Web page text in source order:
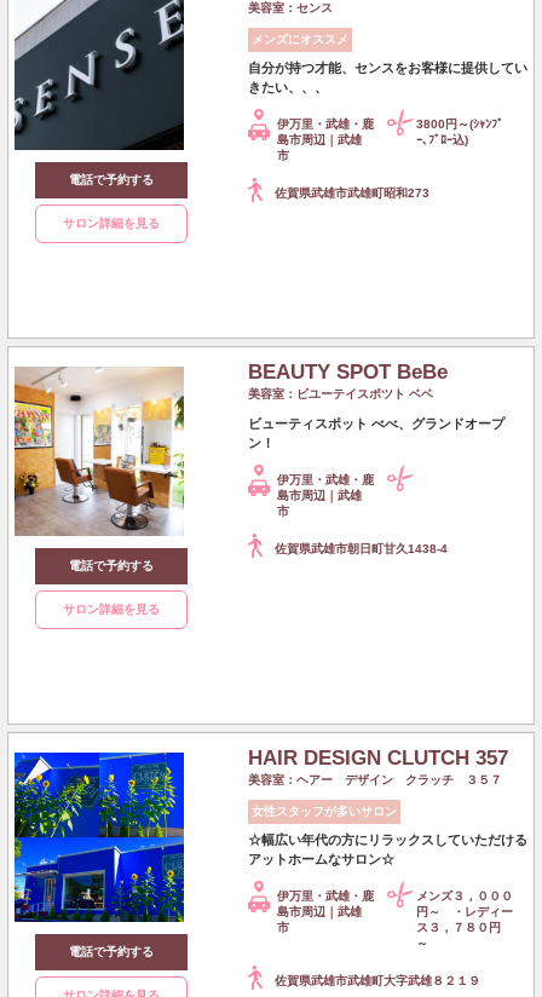
電話で予約する
サロン詳細を見る
美容室：センス
メンズにオススメ
自分が持つ才能、センスをお客様に提供してい
きたい、、、
伊万里・武雄・鹿
島市周辺｜武雄
市
3800円～(ｼｬﾝﾌﾟ
ｰ､ﾌﾞﾛｰ込)
佐賀県武雄市武雄町昭和273
電話で予約する
サロン詳細を見る
BEAUTY SPOT BeBe
美容室：ビユーテイスポツト ベベ
ビューティスポット べべ、グランドオープ
ン！
伊万里・武雄・鹿
島市周辺｜武雄
市
佐賀県武雄市朝日町甘久1438-4
電話で予約する
HAIR DESIGN CLUTCH 357
美容室：ヘアー デザイン クラッチ ３５７
女性スタッフが多いサロン
☆幅広い年代の方にリラックスしていただける
アットホームなサロン☆
伊万里・武雄・鹿
島市周辺｜武雄
市
メンズ３，０００
円～ ・レディー
ス３，７８０円
～
佐賀県武雄市武雄町大字武雄８２１９